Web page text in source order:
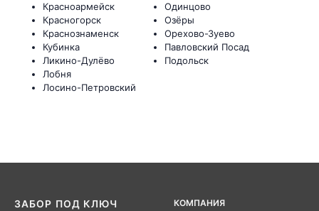
Красноармейск
Красногорск
Краснознаменск
Кубинка
Ликино-Дулёво
Лобня
Лосино-Петровский
Одинцово
Озёры
Орехово-Зуево
Павловский Посад
Подольск
ЗАБОР ПОД КЛЮЧ КОМПАНИЯ